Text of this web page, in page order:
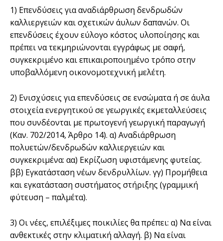
1) Επενδύσεις για αναδιάρθρωση δενδρωδών
καλλιεργειών και σχετικών άυλων δαπανών. Οι
επενδύσεις έχουν εύλογο κόστος υλοποίησης και
πρέπει να τεκµηριώνονται εγγράφως µε σαφή,
συγκεκριµένο και επικαιροποιηµένο τρόπο στην
υποβαλλόµενη οικονοµοτεχνική µελέτη.
2) Ενισχύσεις για επενδύσεις σε ενσώµατα ή σε άυλα
στοιχεία ενεργητικού σε γεωργικές εκµεταλλεύσεις
που συνδέονται µε πρωτογενή γεωργική παραγωγή
(Καν. 702/2014, Άρθρο 14). α) Αναδιάρθρωση
πολυετών/δενδρωδών καλλιεργειών και
συγκεκριµένα: αα) Εκρίζωση υφιστάµενης φυτείας.
ββ) Εγκατάσταση νέων δενδρυλλίων. γγ) Προµήθεια
και εγκατάσταση συστήµατος στήριξης (γραµµική
φύτευση – παλµέτα).
3) Οι νέες, επιλέξιµες ποικιλίες θα πρέπει: α) Να είναι
ανθεκτικές στην κλιµατική αλλαγή. β) Να είναι